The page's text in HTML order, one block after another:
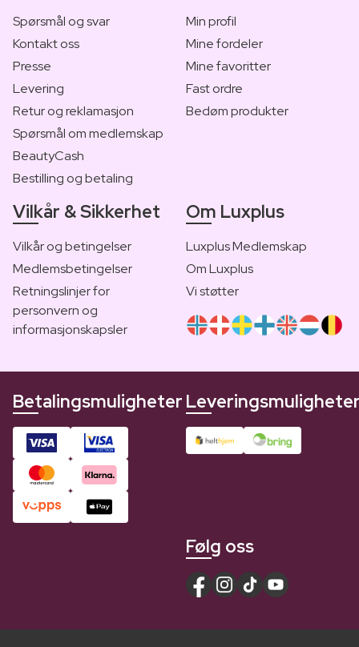
Spørsmål og svar
Kontakt oss
Presse
Levering
Retur og reklamasjon
Spørsmål om medlemskap
BeautyCash
Bestilling og betaling
Min profil
Mine fordeler
Mine favoritter
Fast ordre
Bedøm produkter
Vilkår & Sikkerhet
Vilkår og betingelser
Medlemsbetingelser
Retningslinjer for
personvern og
informasjonskapsler
Om Luxplus
Luxplus Medlemskap
Om Luxplus
Vi støtter
Betalingsmuligheter
Følg oss